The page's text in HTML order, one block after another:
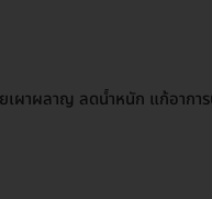
ผาผลาญ ลดน้ำหนัก แก้อากา